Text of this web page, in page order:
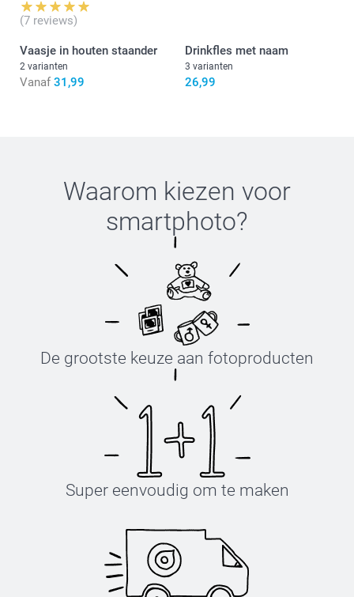
(7 reviews)
Vaasje in houten staander
2 varianten
Vanaf 31,99
Drinkfles met naam
3 varianten
26,99
Waarom kiezen voor
smartphoto?
De grootste keuze aan fotoproducten
Super eenvoudig om te maken